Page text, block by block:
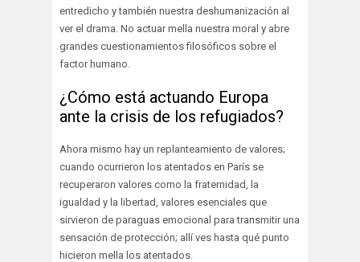
entredicho y también nuestra deshumanización al
ver el drama. No actuar mella nuestra moral y abre
grandes cuestionamientos filosóficos sobre el
factor humano.
¿Cómo está actuando Europa
ante la crisis de los refugiados?
Ahora mismo hay un replanteamiento de valores;
cuando ocurrieron los atentados en París se
recuperaron valores como la fraternidad, la
igualdad y la libertad, valores esenciales que
sirvieron de paraguas emocional para transmitir una
sensación de protección; allí ves hasta qué punto
hicieron mella los atentados.